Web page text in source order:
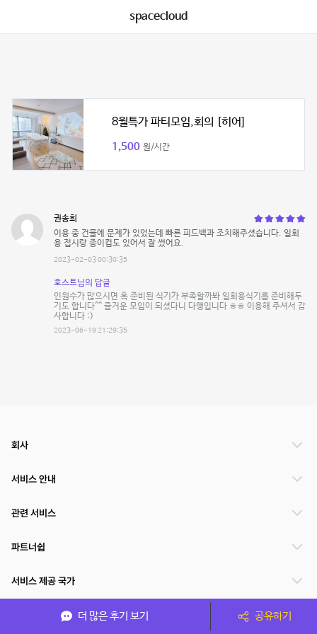
spacecloud
8월특가 파티모임,회의 [히어]
1,500 원/시간
권송희
이용 중 건물에 문제가 있었는데 빠른 피드백과 조치해주셨습니다. 일회
용 접시랑 종이컵도 있어서 잘 썼어요.
2023-02-03 00:30:35
호스트님의 답글
인원수가 많으시면 혹 준비된 식기가 부족할까봐 일회용식기를 준비해두
기도 합니다^^ 즐거운 모임이 되셨다니 다행입니다 ㅎㅎ 이용해 주셔서 감
사합니다 :)
2023-06-19 21:29:35
더 많은 후기 보기 공유하기
회사
서비스 안내
관련 서비스
파트너쉽
서비스 제공 국가